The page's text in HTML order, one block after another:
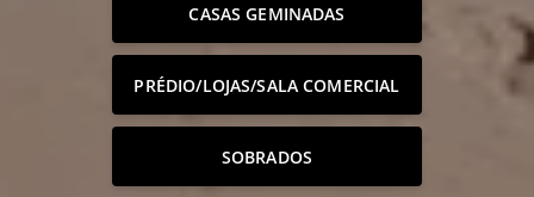
CASAS GEMINADAS
PRÉDIO/LOJAS/SALA COMERCIAL
SOBRADOS